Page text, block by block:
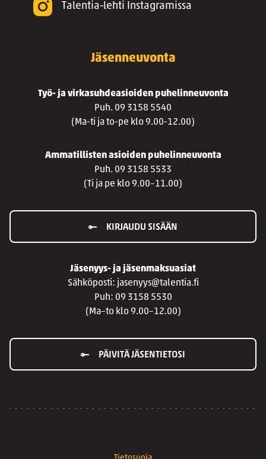
Talentia-lehti Instagramissa
Jäsenneuvonta
Työ- ja virkasuhdeasioiden puhelinneuvonta
Puh. 09 3158 5540
(Ma-ti ja to-pe klo 9.00-12.00)
Ammatillisten asioiden puhelinneuvonta
Puh. 09 3158 5533
(Ti ja pe klo 9.00–11.00)
KIRJAUDU SISÄÄN
Jäsenyys- ja jäsenmaksuasiat
Sähköposti: jasenyys@talentia.fi
Puh: 09 3158 5530
(Ma–to klo 9.00–12.00)
PÄIVITÄ JÄSENTIETOSI